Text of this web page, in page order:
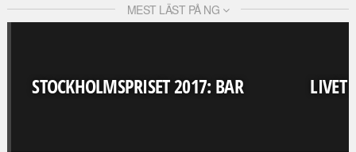
MEST LÄST PÅ NG
STOCKHOLMSPRISET 2017: BAR LIVET